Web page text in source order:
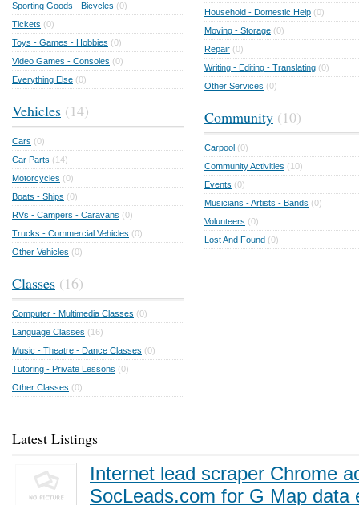
Sporting Goods - Bicycles (0)
Tickets (0)
Toys - Games - Hobbies (0)
Video Games - Consoles (0)
Everything Else (0)
Vehicles (14)
Cars (0)
Car Parts (14)
Motorcycles (0)
Boats - Ships (0)
RVs - Campers - Caravans (0)
Trucks - Commercial Vehicles (0)
Other Vehicles (0)
Classes (16)
Computer - Multimedia Classes (0)
Language Classes (16)
Music - Theatre - Dance Classes (0)
Tutoring - Private Lessons (0)
Other Classes (0)
Household - Domestic Help (0)
Moving - Storage (0)
Repair (0)
Writing - Editing - Translating (0)
Other Services (0)
Community (10)
Carpool (0)
Community Activities (10)
Events (0)
Musicians - Artists - Bands (0)
Volunteers (0)
Lost And Found (0)
Latest Listings
Internet lead scraper Chrome
SocLeads.com for G Map data